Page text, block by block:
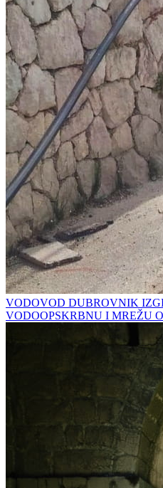
VODOVOD DUBROVNIK
VODOOPSKRBNU I MREŽU